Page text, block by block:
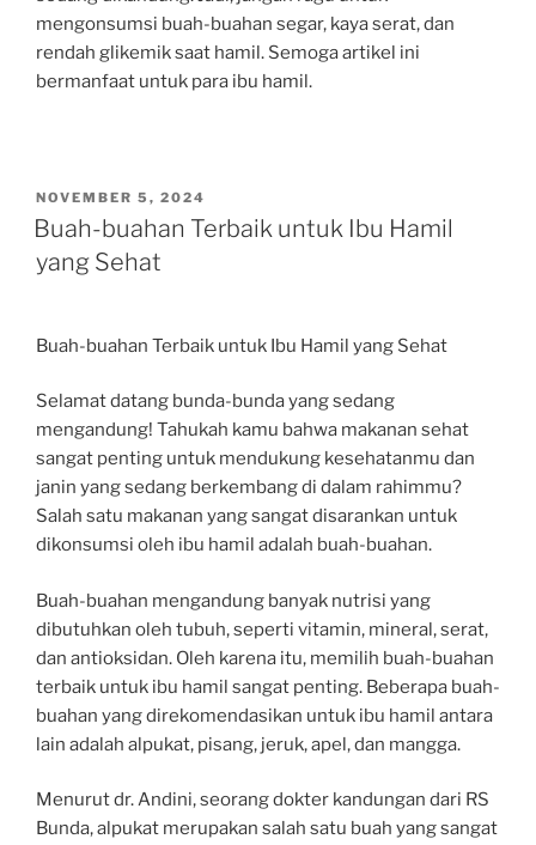
mengonsumsi buah-buahan segar, kaya serat, dan
rendah glikemik saat hamil. Semoga artikel ini
bermanfaat untuk para ibu hamil.
POSTED
ON
NOVEMBER 5, 2024
Buah-buahan Terbaik untuk Ibu Hamil
yang Sehat
Buah-buahan Terbaik untuk Ibu Hamil yang Sehat
Selamat datang bunda-bunda yang sedang
mengandung! Tahukah kamu bahwa makanan sehat
sangat penting untuk mendukung kesehatanmu dan
janin yang sedang berkembang di dalam rahimmu?
Salah satu makanan yang sangat disarankan untuk
dikonsumsi oleh ibu hamil adalah buah-buahan.
Buah-buahan mengandung banyak nutrisi yang
dibutuhkan oleh tubuh, seperti vitamin, mineral, serat,
dan antioksidan. Oleh karena itu, memilih buah-buahan
terbaik untuk ibu hamil sangat penting. Beberapa buah-
buahan yang direkomendasikan untuk ibu hamil antara
lain adalah alpukat, pisang, jeruk, apel, dan mangga.
Menurut dr. Andini, seorang dokter kandungan dari RS
Bunda, alpukat merupakan salah satu buah yang sangat